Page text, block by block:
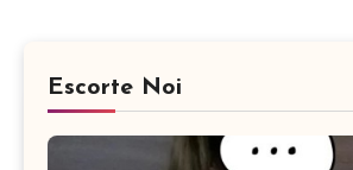
Escorte Noi